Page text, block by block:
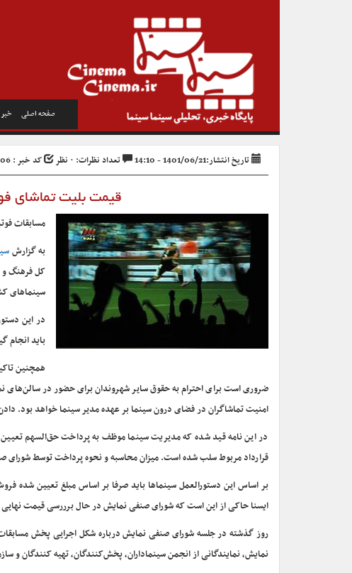
صفحه اصلی خبر
تاریخ انتشار:1401/06/21 - 14:10 تعداد نظرات: ۰ نظر کد خبر : 181106
قیمت بلیت تماشای
مسابقات
به گزارش
سینماهای
در این
باید انجام
همچنین
ضروری است برای احترام به حقوق سایر شهروندان برای حضور در سالن‌های
امنیت تماشاگران در فضای درون سینما بر عهده مدیر سینما خواهد بود.
در این نامه قید شده که مدیریت سینما موظف به پرداخت حق‌السهم
قرارداد مربوط سلب شده است. میزان محاسبه و نحوه پرداخت توسط شورای
بر اساس این دستورالعمل سینماها باید صرفا بر اساس مبلغ تعیین شده
ایسنا حاکی از این است که شورای صنفی نمایش در حال برررسی قیمت
روز گذشته در جلسه شورای صنفی نمایش درباره شکل اجرایی پخش
نمایش، نمایندگانی از انجمن سینماداران، پخش‌کنندگان، تهیه کنندگان و